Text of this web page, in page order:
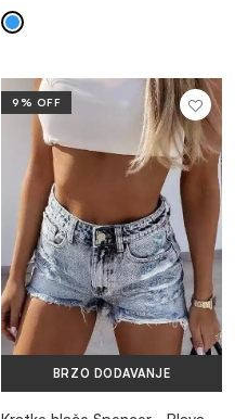
9% OFF
BRZO DODAVANJE